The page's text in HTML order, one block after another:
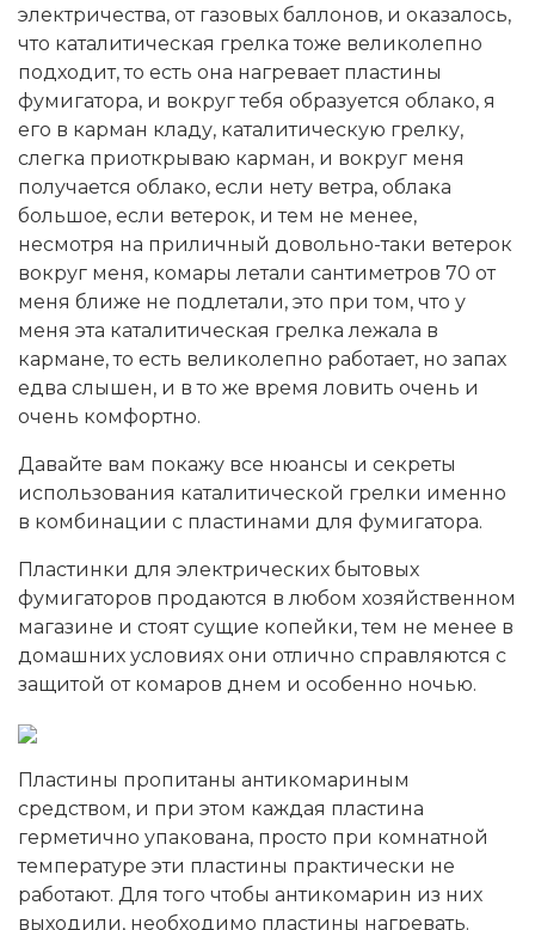
электричества, от газовых баллонов, и оказалось,
что каталитическая грелка тоже великолепно
подходит, то есть она нагревает пластины
фумигатора, и вокруг тебя образуется облако, я
его в карман кладу, каталитическую грелку,
слегка приоткрываю карман, и вокруг меня
получается облако, если нету ветра, облака
большое, если ветерок, и тем не менее,
несмотря на приличный довольно-таки ветерок
вокруг меня, комары летали сантиметров 70 от
меня ближе не подлетали, это при том, что у
меня эта каталитическая грелка лежала в
кармане, то есть великолепно работает, но запах
едва слышен, и в то же время ловить очень и
очень комфортно.
Давайте вам покажу все нюансы и секреты
использования каталитической грелки именно
в комбинации с пластинами для фумигатора.
Пластинки для электрических бытовых
фумигаторов продаются в любом хозяйственном
магазине и стоят сущие копейки, тем не менее в
домашних условиях они отлично справляются с
защитой от комаров днем и особенно ночью.
Пластины пропитаны антикомариным
средством, и при этом каждая пластина
герметично упакована, просто при комнатной
температуре эти пластины практически не
работают. Для того чтобы антикомарин из них
выходили, необходимо пластины нагревать.